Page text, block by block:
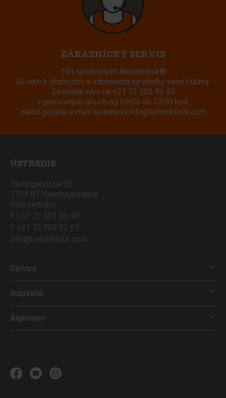
ZÁKAZNÍCKY SERVIS
Tím spoločnosti Betonblock®
Sú vám k dispozícii a odpovedia na všetky vaše otázky.
Zavolajte nám na +31 72 503 93 40
v pracovných dňoch od 09:00 do 17:00 hod.
alebo pošlite e-mail na adresu info@betonblock.com
ÚSTREDIE
Harlingerstraat 26
1704 BT Heerhugowaard
Nizozemsko
T +31 72 503 93 40
F +31 72 503 92 61
info@betonblock.com
Service
Inspiratie
Algemeen